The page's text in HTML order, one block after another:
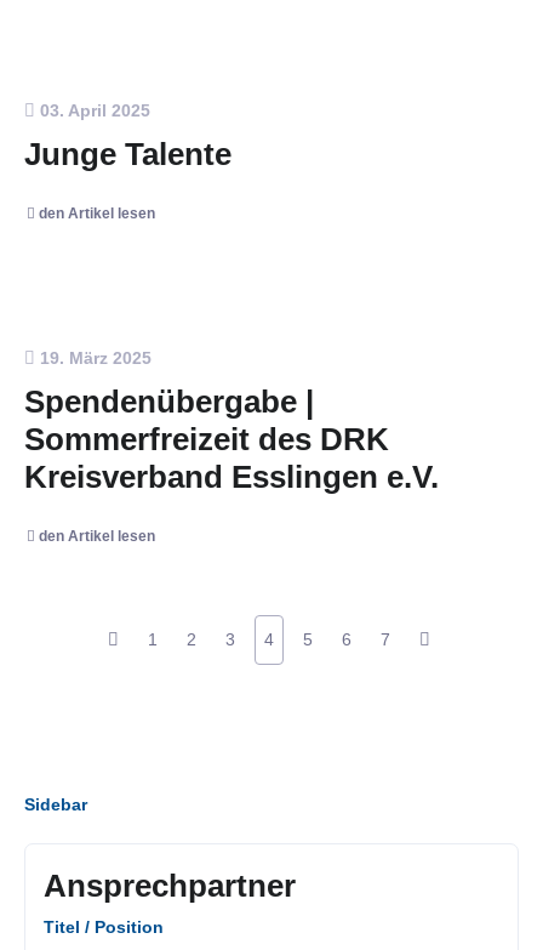
03. April 2025
Junge Talente
den Artikel lesen
19. März 2025
Spendenübergabe |
Sommerfreizeit des DRK
Kreisverband Esslingen e.V.
den Artikel lesen
1 2 3 4 5 6 7
Sidebar
Ansprechpartner
Titel / Position